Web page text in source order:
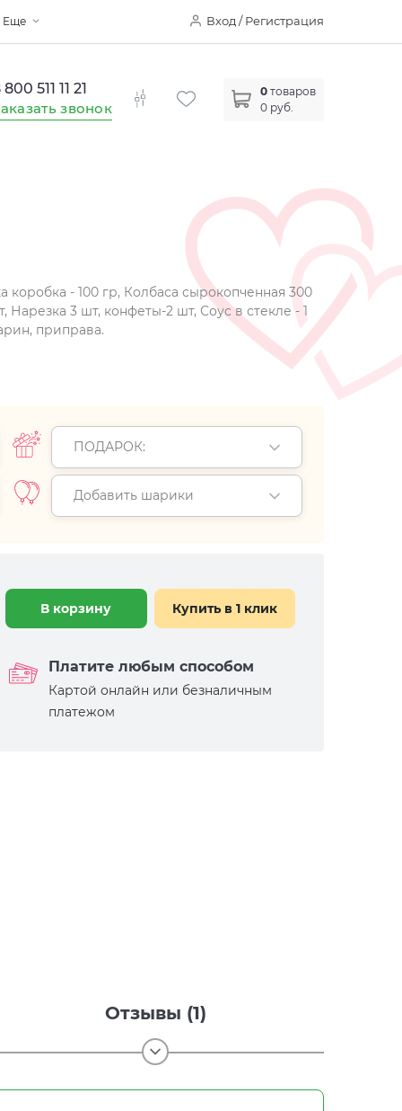
Вход / Регистрация
Еще
0 товаров
0 руб.
511 11 21
звонок
коробка - 100 гр, Колбаса сырокопченная 300
Нарезка 3 шт, конфеты-2 шт, Соус в стекле - 1
приправа.
ПОДАРОК:
Добавить шарики
В корзину Купить в 1 клик
Платите любым способом
Картой онлайн или безналичным
платежом
Отзывы (1)